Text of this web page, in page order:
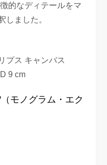
的なディテールをマ
しました。
プス キャンバス
9 cm
モノグラム・エク